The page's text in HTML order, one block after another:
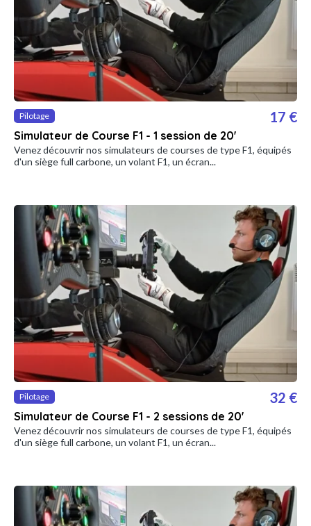
Pilotage
Simulateur de Course F1 - 1 session de 20'
17 €
Venez découvrir nos simulateurs de courses de type F1, équipés
d'un siège full carbone, un volant F1, un écran...
Pilotage
Simulateur de Course F1 - 2 sessions de 20'
32 €
Venez découvrir nos simulateurs de courses de type F1, équipés
d'un siège full carbone, un volant F1, un écran...